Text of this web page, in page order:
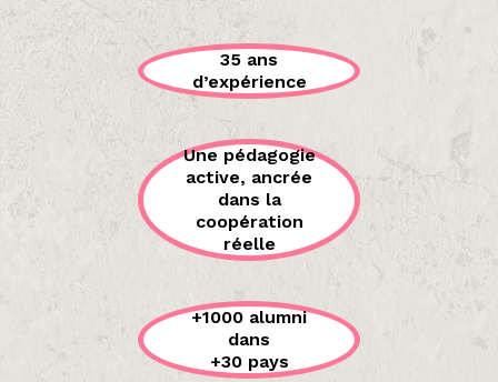
35 ans
d’expérience
Une pédagogie
active, ancrée
dans la
coopération
réelle
+1000 alumni
dans
+30 pays